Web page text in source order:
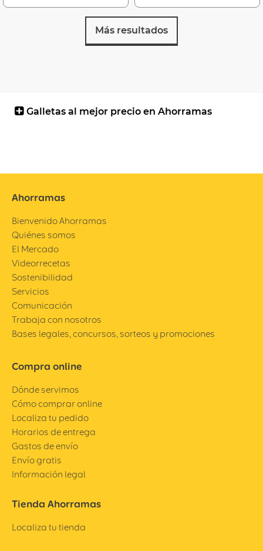
Más resultados
Galletas al mejor precio en Ahorramas
Ahorramas
Bienvenido Ahorramas
Quiénes somos
El Mercado
Videorrecetas
Sostenibilidad
Servicios
Comunicación
Trabaja con nosotros
Bases legales, concursos, sorteos y promociones
Compra online
Dónde servimos
Cómo comprar online
Localiza tu pedido
Horarios de entrega
Gastos de envío
Envío gratis
Información legal
Tienda Ahorramas
Localiza tu tienda